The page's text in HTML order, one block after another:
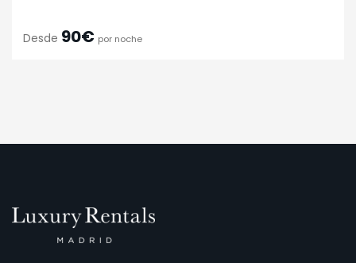
Desde 90€ por noche